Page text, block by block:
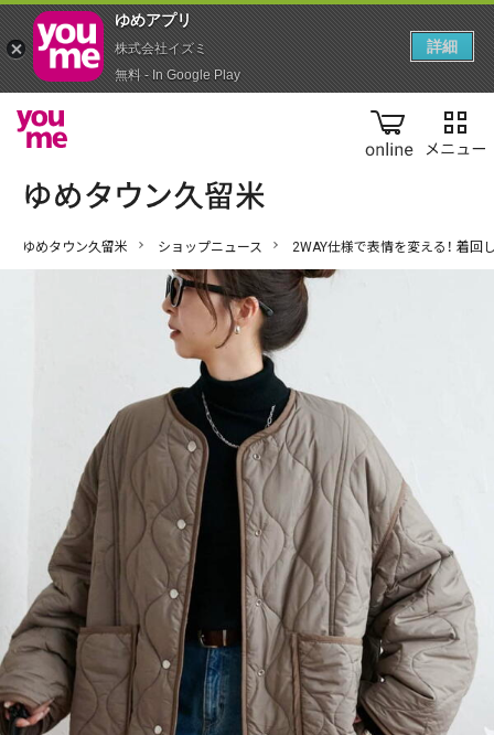
online
ゆめタウン久留米 ショップニュース 2WAY仕様で表情を変える！ 着回
ゆめアプ‪リ‬
株式会社イズミ
無料 - In Google Play
詳細